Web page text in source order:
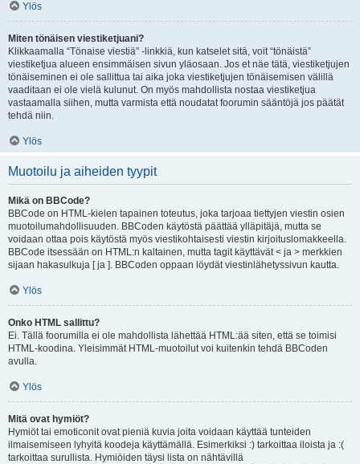
Ylös
Miten tönäisen viestiketjuani?
Klikkaamalla “Tönaise viestiä” -linkkiä, kun katselet sitä, voit “tönäistä”
viestiketjua alueen ensimmäisen sivun yläosaan. Jos et näe tätä, viestiketjujen
tönäiseminen ei ole sallittua tai aika joka viestiketjujen tönäisemisen välillä
vaaditaan ei ole vielä kulunut. On myös mahdollista nostaa viestiketjua
vastaamalla siihen, mutta varmista että noudatat foorumin sääntöjä jos päätät
tehdä niin.
Ylös
Muotoilu ja aiheiden tyypit
Mikä on BBCode?
BBCode on HTML-kielen tapainen toteutus, joka tarjoaa tiettyjen viestin osien
muotoilumahdollisuuden. BBCoden käytöstä päättää ylläpitäjä, mutta se
voidaan ottaa pois käytöstä myös viestikohtaisesti viestin kirjoituslomakkeella.
BBCode itsessään on HTML:n kaltainen, mutta tagit käyttävät < ja > merkkien
sijaan hakasulkuja [ ja ]. BBCoden oppaan löydät viestinlähetyssivun kautta.
Ylös
Onko HTML sallittu?
Ei. Tällä foorumilla ei ole mahdollista lähettää HTML:ää siten, että se toimisi
HTML-koodina. Yleisimmät HTML-muotoilut voi kuitenkin tehdä BBCoden
avulla.
Ylös
Mitä ovat hymiöt?
Hymiöt tai emoticonit ovat pieniä kuvia joita voidaan käyttää tunteiden
ilmaisemiseen lyhyitä koodeja käyttämällä. Esimerkiksi :) tarkoittaa iloista ja :(
tarkoittaa surullista. Hymiöiden täysi lista on nähtävillä